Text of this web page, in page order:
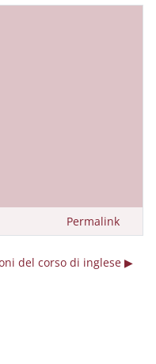
Permalink
del corso di inglese ▶︎